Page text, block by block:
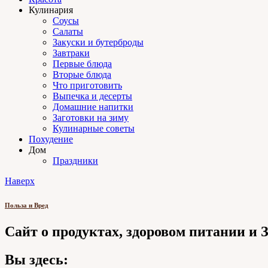
Кулинария
Соусы
Салаты
Закуски и бутерброды
Завтраки
Первые блюда
Вторые блюда
Что приготовить
Выпечка и десерты
Домашние напитки
Заготовки на зиму
Кулинарные советы
Похудение
Дом
Праздники
Наверх
Польза и Вред
Сайт о продуктах, здоровом питании
Вы здесь: